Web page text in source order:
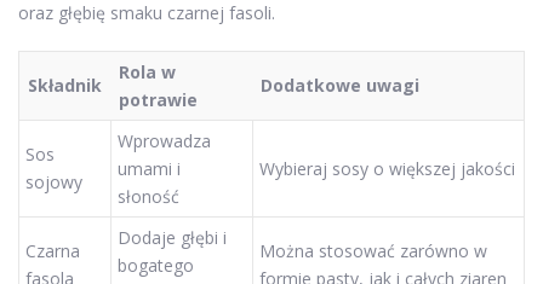
oraz głębię smaku czarnej fasoli.
Składnik
Rola w
potrawie
Dodatkowe uwagi
Sos
sojowy
Wprowadza
umami i
słoność
Wybieraj sosy o większej jakości
Czarna
fasola
Dodaje głębi i
bogatego
Można stosować zarówno w
formie pasty, jak i całych ziaren